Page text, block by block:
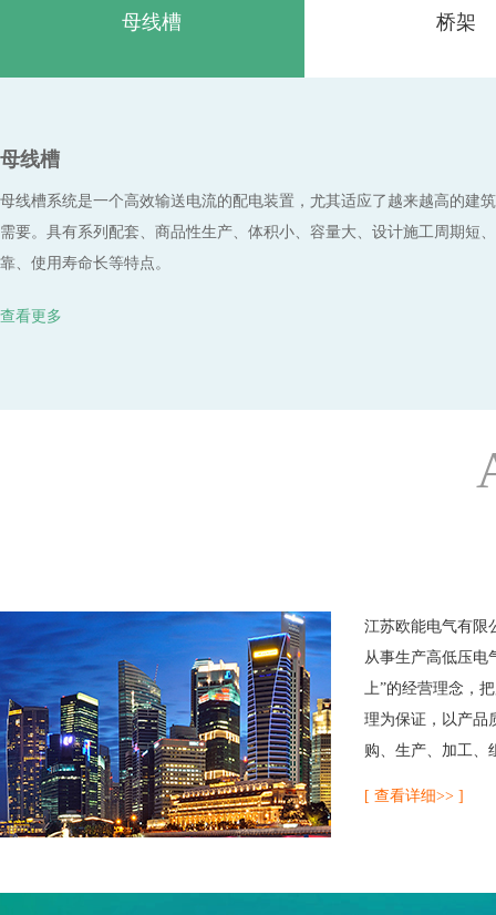
母线槽 桥架
母线槽
母线槽系统是一个高效输送电流的配电装置，尤其适应了越来越高的建
需要。具有系列配套、商品性生产、体积小、容量大、设计施工周期短
靠、使用寿命长等特点。
查看更多
江苏欧能电气有限
从事生产高低压电
上”的经营理念，
理为保证，以产品
购、生产、加工、
[ 查看详细>> ]